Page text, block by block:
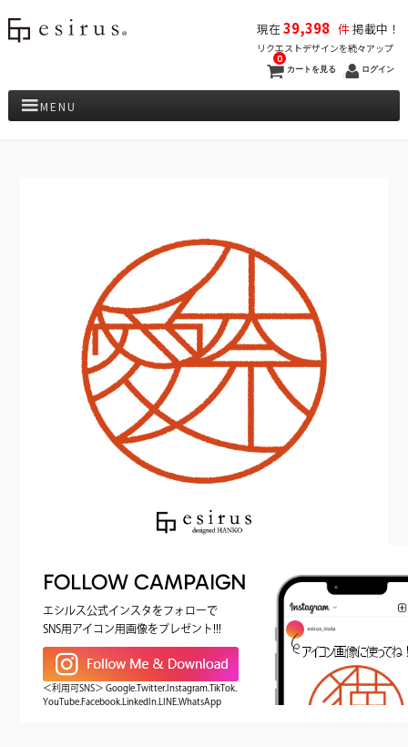
現在39,398 件掲載中！
リクエストデザインを続々アップ
カートを見る
0
ログイン
MENU
FOLLOW CAMPAIGN
エシルス公式インスタをフォローで
SNS用アイコン用画像をプレゼント!!!
＜利用可SNS＞ Google.Twitter.Instagram.TikTok.
YouTube.Facebook.LinkedIn.LINE.WhatsApp